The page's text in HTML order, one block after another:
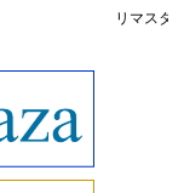
リマスタ